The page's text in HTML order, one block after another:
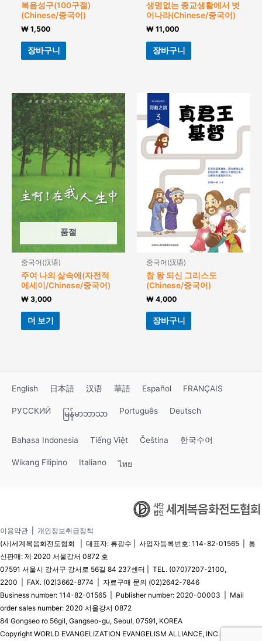
복음성구(100구절)
(Chinese/중국어)
₩ 1,500
장바구니
생명없는 종교생활에서 벗
어나라(Chinese/중국어)
₩ 11,000
장바구니
품절
중국어(汉语)
주여 나의 삶속에(자전적
에세이/Chinese/중국어)
₩ 3,000
더 보기
중국어(汉语)
참 왕 되신 그리스도
(Chinese/중국어)
₩ 4,000
장바구니
English 日本語 汉语 華語 Español FRANÇAIS
РУССКИЙ မြန်မာဘာသာ Português Deutsch
Bahasa Indonesia Tiếng Việt Čeština 한국수어
Wikang Filipino Italiano ไทย
이용약관
개인정보취급정책
(사)세계복음화전도협회 | 대표자: 류광수 | 사업자등록번호: 114-82-01565 | 통
신판매: 제 2020 서울강서 0872 호
07591 서울시 강서구 강서로 56길 84 237센터 | TEL. (070)7207-2100,
2200 | FAX. (02)3662-8774 | 자료구매 문의 (02)2642-7846
Business number: 114-82-01565 | Publisher number: 2020-00003 | Mail
order sales number: 2020 서울강서 0872
84 Gongseo ro 56gil, Gangseo-gu, Seoul, 07591, KOREA
Copyright WORLD EVANGELIZATION EVANGELISM ALLIANCE, INC. © All Rights